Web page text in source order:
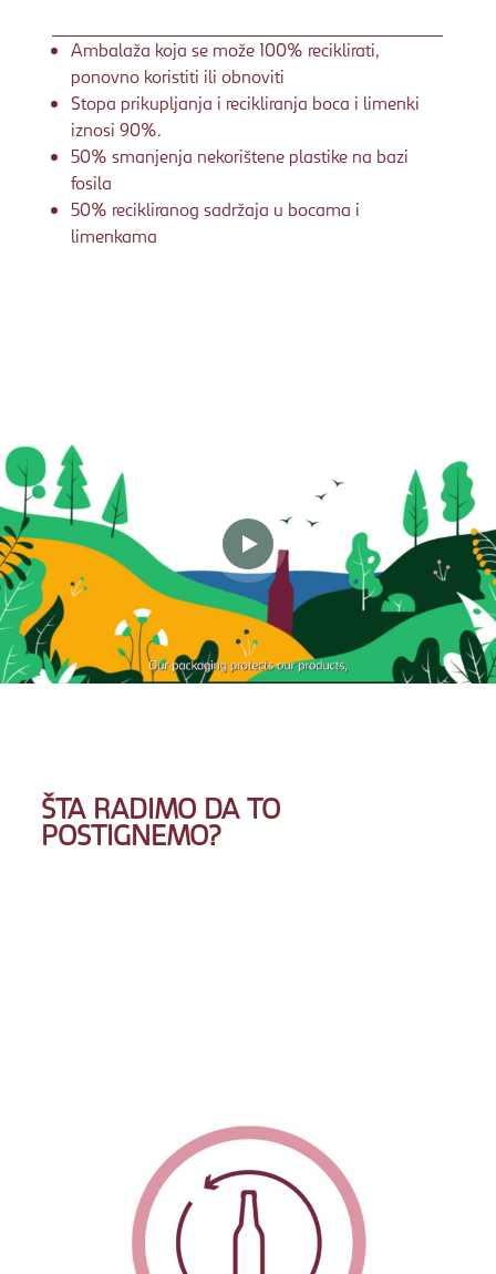
Ambalaža koja se može 100% reciklirati,
ponovno koristiti ili obnoviti
Stopa prikupljanja i recikliranja boca i limenki
iznosi 90%.
50% smanjenja nekorištene plastike na bazi
fosila
50% recikliranog sadržaja u bocama i
limenkama
ŠTA RADIMO DA TO
POSTIGNEMO?